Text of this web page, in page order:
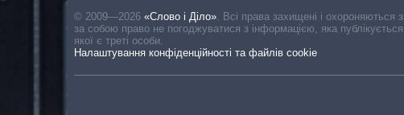
© 2009—2026 «Слово і Діло». Всі права захищені і охороняються
за собою право не погоджуватися з інформацією, яка
якої є треті особи.
Налаштування конфіденційності та файлів cookie